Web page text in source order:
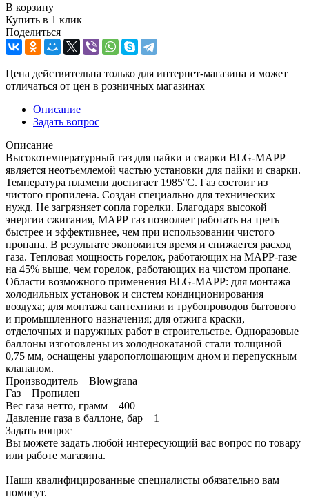
В корзину
Купить в 1 клик
Поделиться
Цена действительна только для интернет-магазина и может
отличаться от цен в розничных магазинах
Описание
Задать вопрос
Описание
Высокотемпературный газ для пайки и сварки BLG-MAPP
является неотъемлемой частью установки для пайки и сварки.
Температура пламени достигает 1985°C. Газ состоит из
чистого пропилена. Создан специально для технических
нужд. Не загрязняет сопла горелки. Благодаря высокой
энергии сжигания, МАРР газ позволяет работать на треть
быстрее и эффективнее, чем при использовании чистого
пропана. В результате экономится время и снижается расход
газа. Тепловая мощность горелок, работающих на MAPP-газе
на 45% выше, чем горелок, работающих на чистом пропане.
Области возможного применения BLG-MAPP: для монтажа
холодильных установок и систем кондиционирования
воздуха; для монтажа сантехники и трубопроводов бытового
и промышленного назначения; для отжига краски,
отделочных и наружных работ в строительстве. Одноразовые
баллоны изготовлены из холоднокатаной стали толщиной
0,75 мм, оснащены ударопоглощающим дном и перепускным
клапаном.
Производитель Blowgrana
Газ Пропилен
Вес газа нетто, грамм 400
Давление газа в баллоне, бар 1
Задать вопрос
Вы можете задать любой интересующий вас вопрос по товару
или работе магазина.
Наши квалифицированные специалисты обязательно вам
помогут.